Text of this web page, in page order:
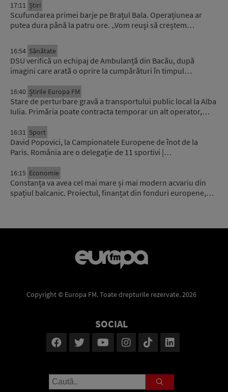
17:11 Știri
Scufundarea primei barje pe Brațul Bala. Operațiunea ar
putea dura până la patru ore. „Vom reuși să creștem…
16:54 Sănătate
DSU verifică un echipaj de Ambulanță din Bacău, după
imagini care arată o oprire la cumpărături în timpul…
16:40 Știrile Europa FM
Stare de perturbare gravă a transportului public local la Alba
Iulia. Primăria poate contracta temporar un alt operator,…
16:31 Sport
David Popovici, la Campionatele Europene de înot de la
Paris. România are o delegație de 11 sportivi |…
16:15 Economie
Constanța va avea cel mai mare și mai modern acvariu din
spațiul balcanic. Proiectul, finanțat din fonduri europene,…
Copyright © Europa FM. Toate drepturile rezervate. 2026
SOCIAL